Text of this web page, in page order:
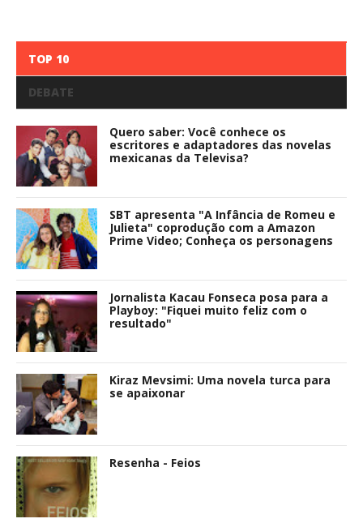
TOP 10
DEBATE
Quero saber: Você conhece os
escritores e adaptadores das novelas
mexicanas da Televisa?
SBT apresenta "A Infância de Romeu e
Julieta" coprodução com a Amazon
Prime Video; Conheça os personagens
Jornalista Kacau Fonseca posa para a
Playboy: "Fiquei muito feliz com o
resultado"
Kiraz Mevsimi: Uma novela turca para
se apaixonar
Resenha - Feios